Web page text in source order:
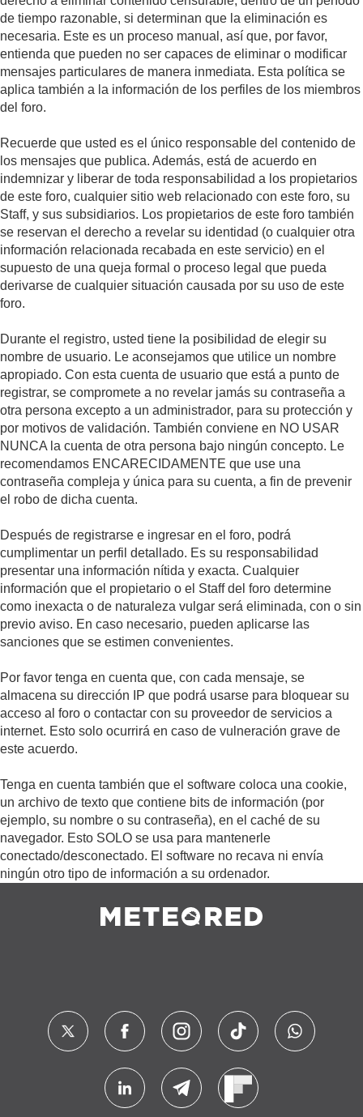
de tiempo razonable, si determinan que la eliminación es
necesaria. Este es un proceso manual, así que, por favor,
entienda que pueden no ser capaces de eliminar o modificar
mensajes particulares de manera inmediata. Esta política se
aplica también a la información de los perfiles de los miembros
del foro.
Recuerde que usted es el único responsable del contenido de
los mensajes que publica. Además, está de acuerdo en
indemnizar y liberar de toda responsabilidad a los propietarios
de este foro, cualquier sitio web relacionado con este foro, su
Staff, y sus subsidiarios. Los propietarios de este foro también
se reservan el derecho a revelar su identidad (o cualquier otra
información relacionada recabada en este servicio) en el
supuesto de una queja formal o proceso legal que pueda
derivarse de cualquier situación causada por su uso de este
foro.
Durante el registro, usted tiene la posibilidad de elegir su
nombre de usuario. Le aconsejamos que utilice un nombre
apropiado. Con esta cuenta de usuario que está a punto de
registrar, se compromete a no revelar jamás su contraseña a
otra persona excepto a un administrador, para su protección y
por motivos de validación. También conviene en NO USAR
NUNCA la cuenta de otra persona bajo ningún concepto. Le
recomendamos ENCARECIDAMENTE que use una
contraseña compleja y única para su cuenta, a fin de prevenir
el robo de dicha cuenta.
Después de registrarse e ingresar en el foro, podrá
cumplimentar un perfil detallado. Es su responsabilidad
presentar una información nítida y exacta. Cualquier
información que el propietario o el Staff del foro determine
como inexacta o de naturaleza vulgar será eliminada, con o sin
previo aviso. En caso necesario, pueden aplicarse las
sanciones que se estimen convenientes.
Por favor tenga en cuenta que, con cada mensaje, se
almacena su dirección IP que podrá usarse para bloquear su
acceso al foro o contactar con su proveedor de servicios a
internet. Esto solo ocurrirá en caso de vulneración grave de
este acuerdo.
Tenga en cuenta también que el software coloca una cookie,
un archivo de texto que contiene bits de información (por
ejemplo, su nombre o su contraseña), en el caché de su
navegador. Esto SOLO se usa para mantenerle
conectado/desconectado. El software no recava ni envía
ningún otro tipo de información a su ordenador.